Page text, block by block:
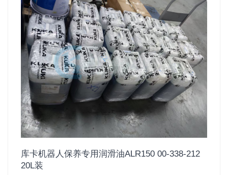
库卡机器人保养专用润滑油ALR150 00-338-212
20L装